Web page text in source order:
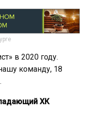
в 2020 году.
команду, 18
ХК